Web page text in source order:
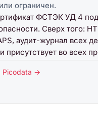
ограничен.
ФСТЭК УД 4
Сверх того:
аудит-журнал всех
присутствует во всех
Picodata →